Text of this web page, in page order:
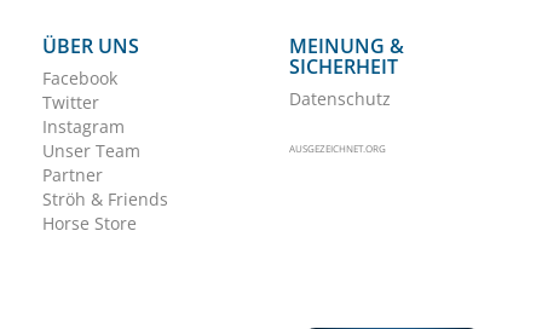
ÜBER UNS
Facebook
Twitter
Instagram
Unser Team
Partner
Ströh & Friends
Horse Store
MEINUNG &
SICHERHEIT
Datenschutz
AUSGEZEICHNET.ORG